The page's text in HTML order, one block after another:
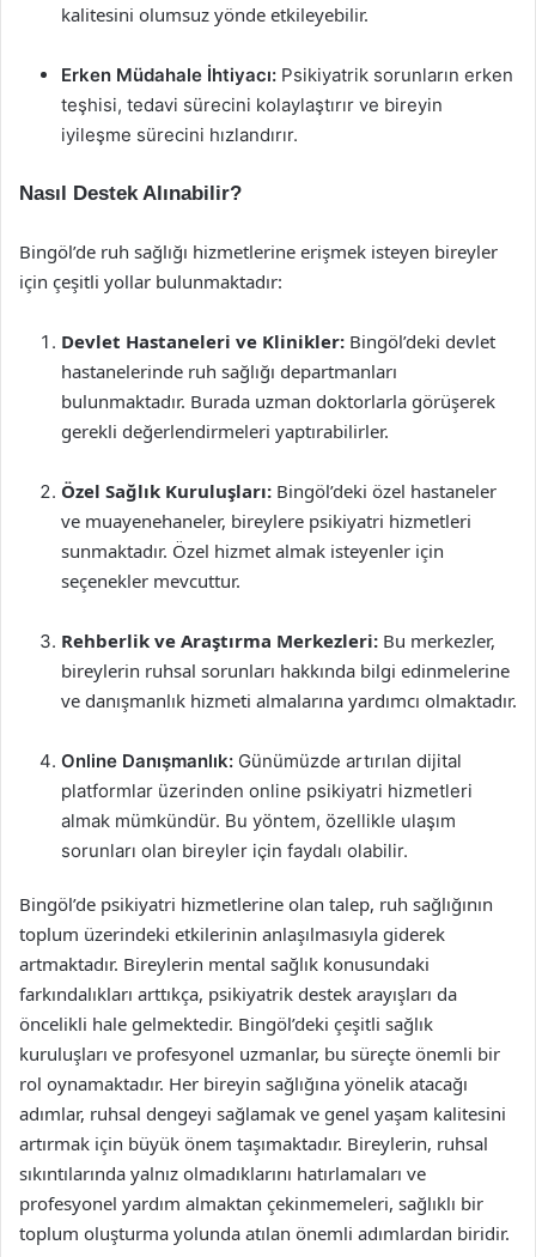
kalitesini olumsuz yönde etkileyebilir.
Erken Müdahale İhtiyacı: Psikiyatrik sorunların erken
teşhisi, tedavi sürecini kolaylaştırır ve bireyin
iyileşme sürecini hızlandırır.
Nasıl Destek Alınabilir?
Bingöl’de ruh sağlığı hizmetlerine erişmek isteyen bireyler
için çeşitli yollar bulunmaktadır:
Devlet Hastaneleri ve Klinikler: Bingöl’deki devlet
hastanelerinde ruh sağlığı departmanları
bulunmaktadır. Burada uzman doktorlarla görüşerek
gerekli değerlendirmeleri yaptırabilirler.
Özel Sağlık Kuruluşları: Bingöl’deki özel hastaneler
ve muayenehaneler, bireylere psikiyatri hizmetleri
sunmaktadır. Özel hizmet almak isteyenler için
seçenekler mevcuttur.
Rehberlik ve Araştırma Merkezleri: Bu merkezler,
bireylerin ruhsal sorunları hakkında bilgi edinmelerine
ve danışmanlık hizmeti almalarına yardımcı olmaktadır.
Online Danışmanlık: Günümüzde artırılan dijital
platformlar üzerinden online psikiyatri hizmetleri
almak mümkündür. Bu yöntem, özellikle ulaşım
sorunları olan bireyler için faydalı olabilir.
Bingöl’de psikiyatri hizmetlerine olan talep, ruh sağlığının
toplum üzerindeki etkilerinin anlaşılmasıyla giderek
artmaktadır. Bireylerin mental sağlık konusundaki
farkındalıkları arttıkça, psikiyatrik destek arayışları da
öncelikli hale gelmektedir. Bingöl’deki çeşitli sağlık
kuruluşları ve profesyonel uzmanlar, bu süreçte önemli bir
rol oynamaktadır. Her bireyin sağlığına yönelik atacağı
adımlar, ruhsal dengeyi sağlamak ve genel yaşam kalitesini
artırmak için büyük önem taşımaktadır. Bireylerin, ruhsal
sıkıntılarında yalnız olmadıklarını hatırlamaları ve
profesyonel yardım almaktan çekinmemeleri, sağlıklı bir
toplum oluşturma yolunda atılan önemli adımlardan biridir.